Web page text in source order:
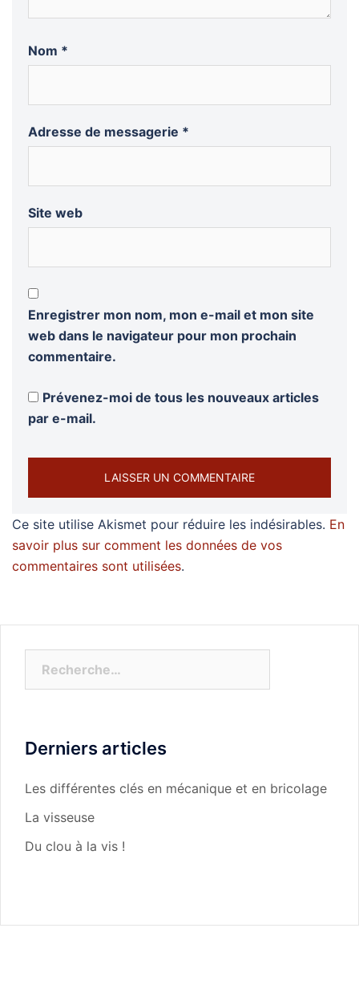
Nom *
Adresse de messagerie *
Site web
Enregistrer mon nom, mon e-mail et mon site
web dans le navigateur pour mon prochain
commentaire.
Prévenez-moi de tous les nouveaux articles
par e-mail.
Ce site utilise Akismet pour réduire les indésirables. En
savoir plus sur comment les données de vos
commentaires sont utilisées.
Derniers articles
Les différentes clés en mécanique et en bricolage
La visseuse
Du clou à la vis !